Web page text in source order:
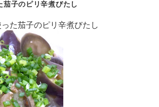
茄子のピリ辛煮びたし
た茄子のピリ辛煮びたし